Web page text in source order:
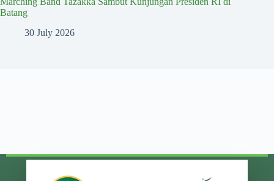
Batang
30 July 2026